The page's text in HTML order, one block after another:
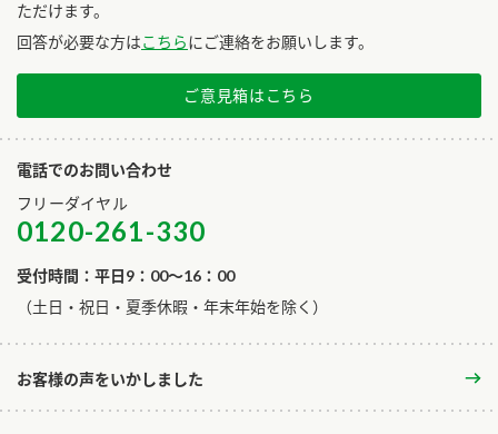
ただけます。
回答が必要な方はこちらにご連絡をお願いします。
ご意見箱はこちら
電話でのお問い合わせ
フリーダイヤル
0120-261-330
受付時間：平日9：00～16：00
​（土日・祝日・夏季休暇・年末年始を除く）
お客様の声をいかしました